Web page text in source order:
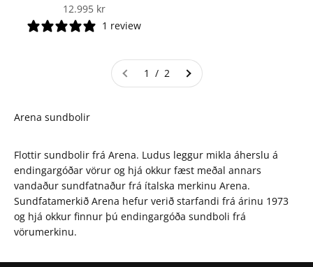
Tilboðsverð
12.995 kr
1 review
1 / 2
Arena sundbolir
Flottir sundbolir frá Arena. Ludus leggur mikla áherslu á
endingargóðar vörur og hjá okkur fæst meðal annars
vandaður sundfatnaður frá ítalska merkinu Arena.
Sundfatamerkið Arena hefur verið starfandi frá árinu 1973
og hjá okkur finnur þú endingargóða sundboli frá
vörumerkinu.